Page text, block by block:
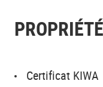
Certificat KIWA